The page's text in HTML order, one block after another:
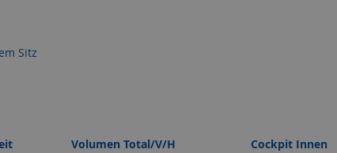
Sitz
Volumen Total/V/H Cockpit Innen